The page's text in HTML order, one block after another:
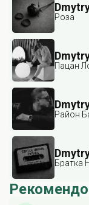
Роза
Пацан
Район
Братка